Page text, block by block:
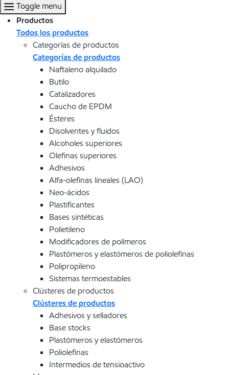
Toggle menu
Productos
Todos los productos
Categorías de productos
Categorías de productos
Naftaleno alquilado
Butilo
Catalizadores
Caucho de EPDM
Ésteres
Disolventes y fluidos
Alcoholes superiores
Olefinas superiores
Adhesivos
Alfa-olefinas lineales (LAO)
Neo-ácidos
Plastificantes
Bases sintéticas
Polietileno
Modificadores de polímeros
Plastómeros y elastómeros de poliolefinas
Polipropileno
Sistemas termoestables
Clústeres de productos
Clústeres de productos
Adhesivos y selladores
Base stocks
Plastómeros y elastómeros
Poliolefinas
Intermedios de tensioactivo